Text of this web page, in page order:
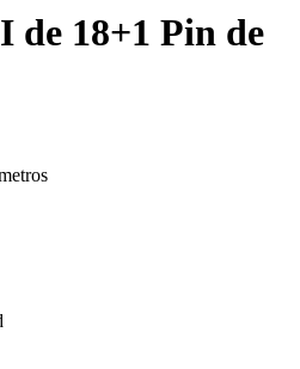
de 18+1 Pin de